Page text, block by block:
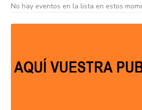
No hay eventos en la lista en estos